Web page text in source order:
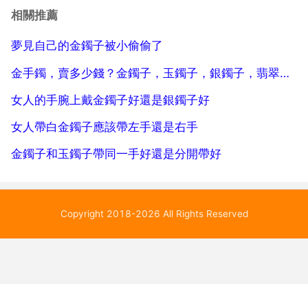
話，銀會越帶越暗淡的 如果是鹼性體質的話，銀會越帶
相關推薦
夢見自己的金鐲子被小偷偷了
金手鐲，賣多少錢？金鐲子，玉鐲子，銀鐲子，翡翠鐲子，瑪瑙手鐲，哪種好？為什麼
女人的手腕上戴金鐲子好還是銀鐲子好
女人帶白金鐲子應該帶左手還是右手
金鐲子和玉鐲子帶同一手好還是分開帶好
Copyright 2018-2026 All Rights Reserved